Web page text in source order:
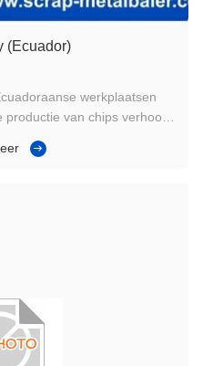
(Ecuador)
werkplaatsen
van chips verhoogt
als het handmatig en los